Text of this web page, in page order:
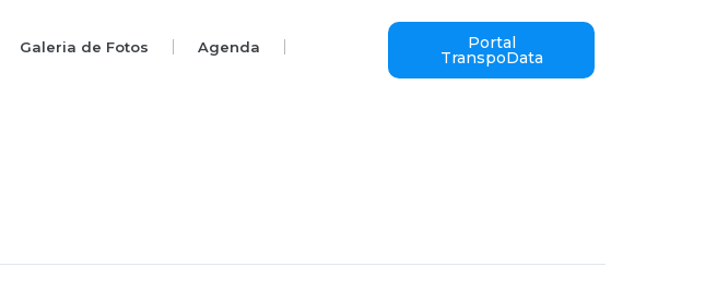
Galeria de Fotos Agenda Portal
TranspoData